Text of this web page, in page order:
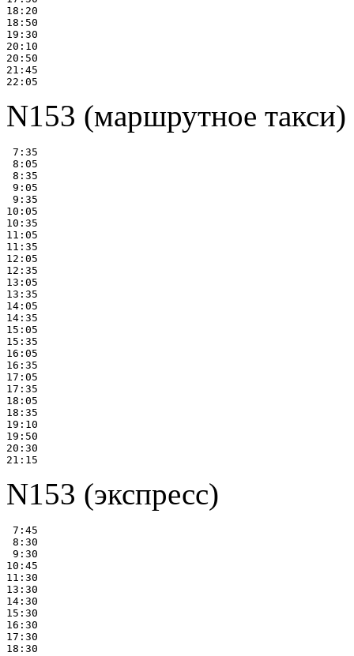
18:20
18:50
19:30
20:10
20:50
21:45
N153 (маршрутное такси)
7:35
8:05
8:35
9:05
9:35
10:05
10:35
11:05
11:35
12:05
12:35
13:05
13:35
14:05
14:35
15:05
15:35
16:05
16:35
17:05
17:35
18:05
18:35
19:10
19:50
20:30
N153 (экспресс)
7:45
8:30
9:30
10:45
11:30
13:30
14:30
15:30
16:30
17:30
18:30